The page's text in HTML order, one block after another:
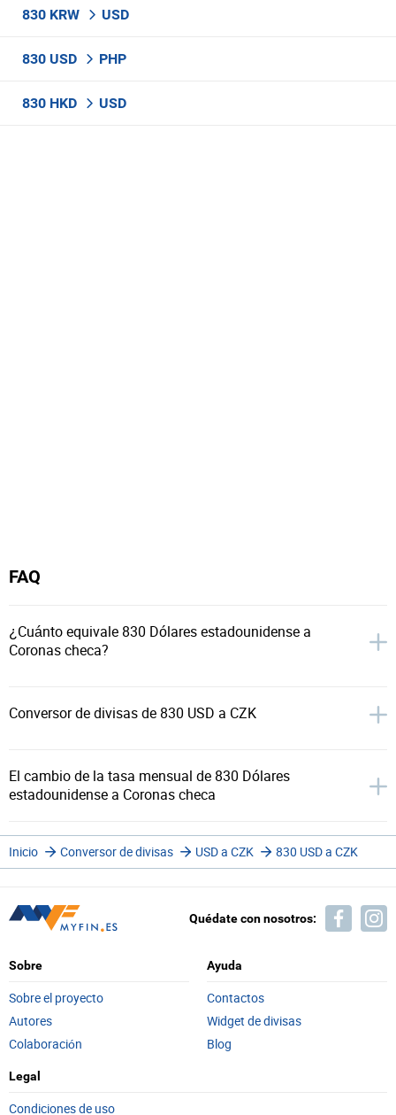
830 KRW USD
830 USD PHP
830 HKD USD
FAQ
¿Cuánto equivale 830 Dólares estadounidense a
Coronas checa?
Conversor de divisas de 830 USD a CZK
El cambio de la tasa mensual de 830 Dólares
estadounidense a Coronas checa
Inicio Conversor de divisas USD a CZK 830 USD a CZK
Quédate con nosotros:
Sobre
Sobre el proyecto
Autores
Colaboración
Ayuda
Contactos
Widget de divisas
Blog
Legal
Condiciones de uso